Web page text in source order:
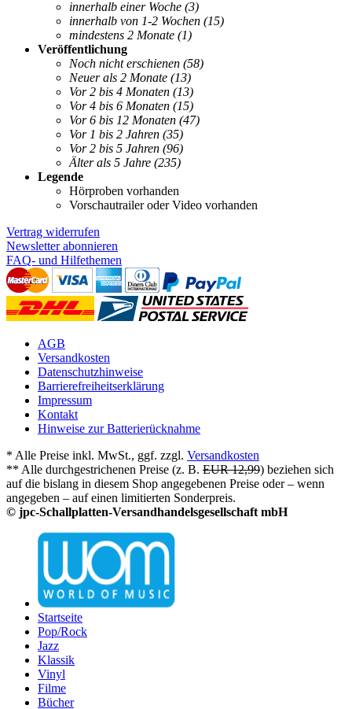
innerhalb einer Woche (3)
innerhalb von 1-2 Wochen (15)
mindestens 2 Monate (1)
Veröffentlichung
Noch nicht erschienen (58)
Neuer als 2 Monate (13)
Vor 2 bis 4 Monaten (13)
Vor 4 bis 6 Monaten (15)
Vor 6 bis 12 Monaten (47)
Vor 1 bis 2 Jahren (35)
Vor 2 bis 5 Jahren (96)
Älter als 5 Jahre (235)
Legende
Hörproben vorhanden
Vorschautrailer oder Video vorhanden
Vertrag widerrufen
Newsletter abonnieren
FAQ- und Hilfethemen
AGB
Versandkosten
Datenschutzhinweise
Barrierefreiheitserklärung
Impressum
Kontakt
Hinweise zur Batterierücknahme
* Alle Preise inkl. MwSt., ggf. zzgl. Versandkosten
** Alle durchgestrichenen Preise (z. B. EUR 12,99) beziehen sich
auf die bislang in diesem Shop angegebenen Preise oder – wenn
angegeben – auf einen limitierten Sonderpreis.
© jpc-Schallplatten-Versandhandelsgesellschaft mbH
Startseite
Pop/Rock
Jazz
Klassik
Vinyl
Filme
Bücher